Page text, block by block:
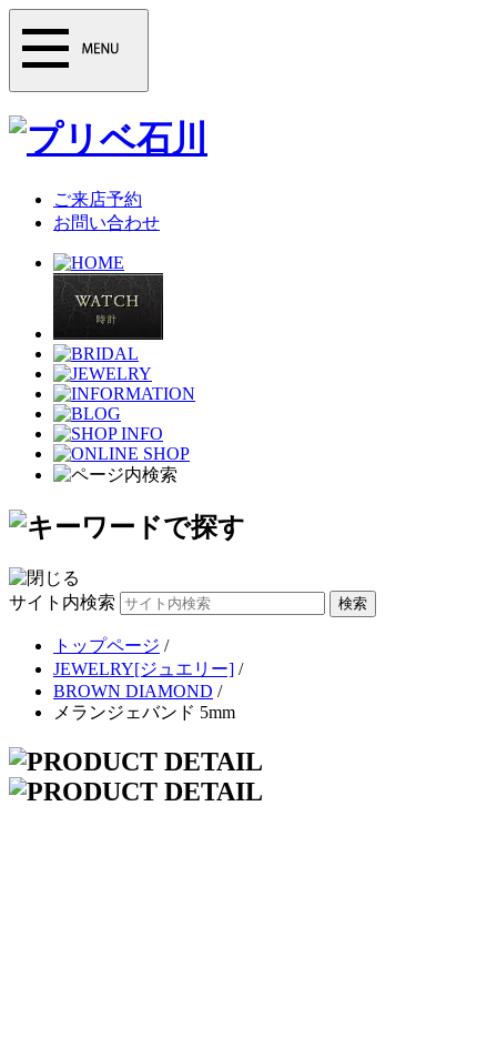
ご来店予約
お問い合わせ
サイト内検索
トップページ /
JEWELRY[ジュエリー] /
BROWN DIAMOND /
メランジェバンド 5mm